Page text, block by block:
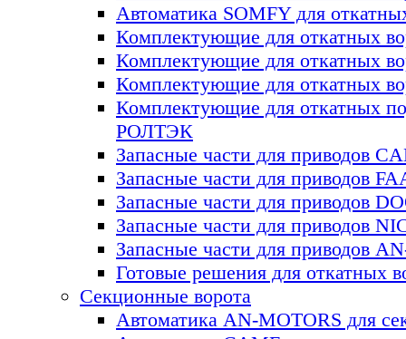
Автоматика SOMFY для
Комплектующие для откатных
Комплектующие для откатных
Комплектующие для откатных
Комплектующие для откатных
РОЛТЭК
Запасные части для приводов
Запасные части для приводов
Запасные части для приводов
Запасные части для приводов
Запасные части для приводов
Готовые решения для откатных
Секционные ворота
Автоматика AN-MOTORS для